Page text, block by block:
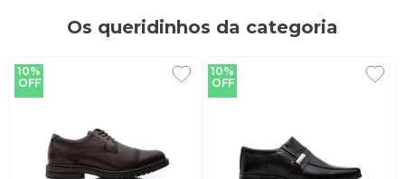
Os queridinhos da categoria
10%
OFF
10%
OFF